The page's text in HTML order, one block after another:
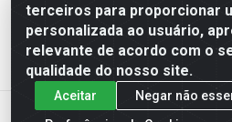
terceiros para proporcionar
personalizada ao usuário,
relevante de acordo com o
qualidade do nosso site.
Aceitar
Negar não
Jumbo Alimentos Cascavel -
161 - Santos Dumont,
CNPJ